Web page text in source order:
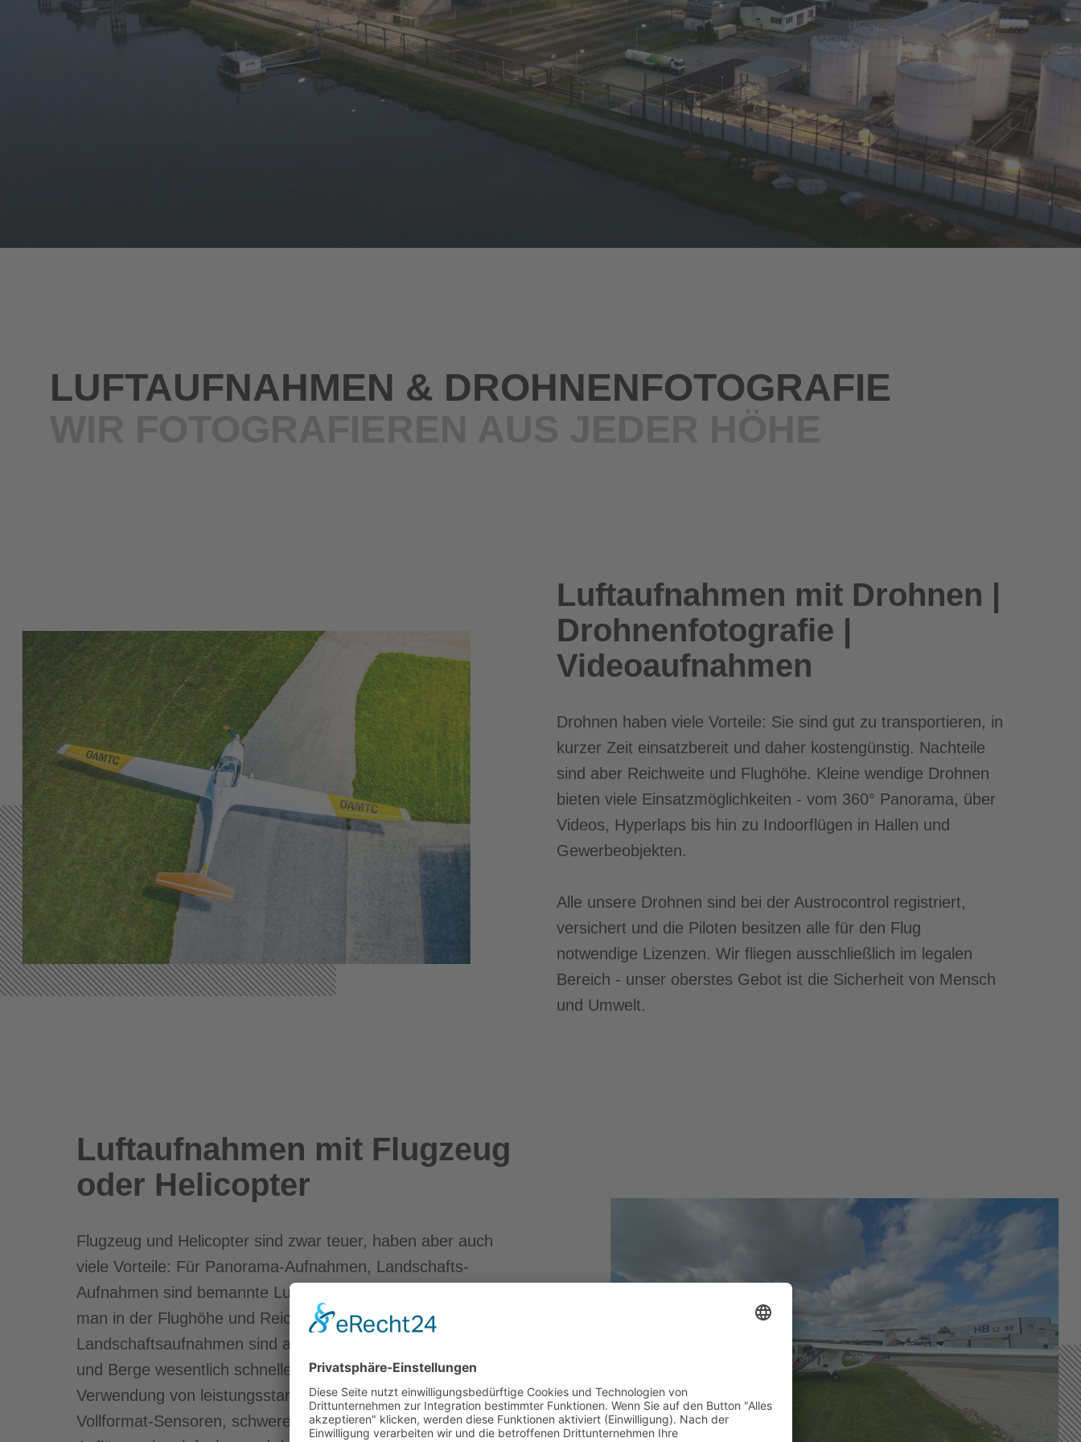
LUFTAUFNAHMEN & DROHNENFOTOGRAFIE
Luftaufnahmen mit Drohnen |
Drohnenfotografie |
Videoaufnahmen
Drohnen haben viele Vorteile: Sie sind gut zu transportieren, in
kurzer Zeit einsatzbereit und daher kostengünstig. Nachteile
sind aber Reichweite und Flughöhe. Kleine wendige Drohnen
bieten viele Einsatzmöglichkeiten - vom 360° Panorama, über
Videos, Hyperlaps bis hin zu Indoorflügen in Hallen und
Gewerbeobjekten.
Alle unsere Drohnen sind bei der Austrocontrol registriert,
versichert und die Piloten besitzen alle für den Flug
notwendige Lizenzen. Wir fliegen ausschließlich im legalen
Bereich - unser oberstes Gebot ist die Sicherheit von Mensch
und Umwelt.
Luftaufnahmen mit Flugzeug
oder Helicopter
Flugzeug und Helicopter sind zwar teuer, haben aber auch
viele Vorteile: Für Panorama-Aufnahmen, Landschafts-
Aufnahmen sind bemannte Luftfahrzeuge besser geeignet, da
man in der Flughöhe und Reichweite flexibler ist. Bei
Landschaftsaufnahmen sind abgelegene Bereiche wie Almen
und Berge wesentlich schneller und einfacher erreichbar. Die
Verwendung von leistungsstarken Kamerasystemen mit
Vollformat-Sensoren, schweren Objektiven und hoher